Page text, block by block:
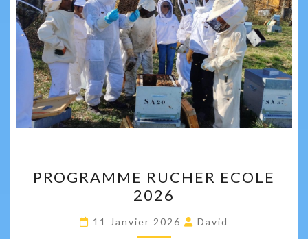
RUCHER
ECOLE
2026
PROGRAMME RUCHER ECOLE
2026
11 Janvier 2026 David